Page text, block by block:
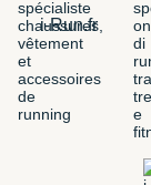
i-Run.fr